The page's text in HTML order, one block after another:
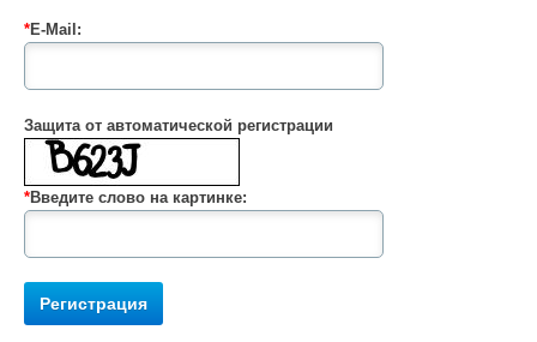
*E-Mail:
Защита от автоматической регистрации
*Введите слово на картинке: